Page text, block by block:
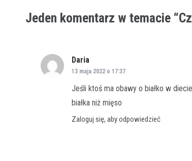
Jeden komentarz w temacie “
Daria
13 maja 2022 o 17:37
Jeśli ktoś ma obawy o białko w
białka niż mięso
Zaloguj się, aby odpowiedzieć